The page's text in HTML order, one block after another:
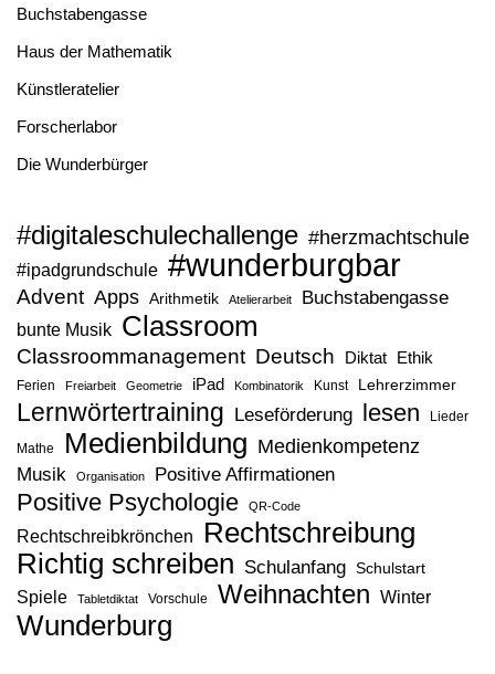
Buchstabengasse
Haus der Mathematik
Künstleratelier
Forscherlabor
Die Wunderbürger
#digitaleschulechallenge #herzmachtschule
#ipadgrundschule #wunderburgbar
Advent Apps Arithmetik Atelierarbeit Buchstabengasse
bunte Musik Classroom
Classroommanagement Deutsch Diktat Ethik
Ferien Freiarbeit Geometrie iPad Kombinatorik Kunst Lehrerzimmer
Lernwörtertraining Leseförderung lesen Lieder
Mathe Medienbildung Medienkompetenz
Musik Organisation Positive Affirmationen
Positive Psychologie QR-Code
Rechtschreibkrönchen Rechtschreibung
Richtig schreiben Schulanfang Schulstart
Spiele Tabletdiktat Vorschule Weihnachten Winter
Wunderburg